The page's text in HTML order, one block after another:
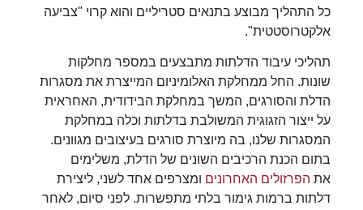
כל התהליך מבוצע בתנאים סטריליים והוא קרוי "צביעה
אלקטרוסטטית".
תהליכי עיבוד הדלתות מתבצעים במספר מחלקות
שונות. החל ממחלקת האלומיניום המייצרת את מסגרות
הדלת והסורגים, המשך במחלקת הבידודית, האחראית
על ייצור הזגוגית המשולבת בדלתות וכלה במחלקת
המסגרות שלנו, בה מיוצרת סורגים בעיצובים מגוונים.
בתום הכנת הרכיבים השונים של הדלת, משלימים
הפרזולים האחרוניםומצרפים אחד לשני, ליצירת
דלתות ברמות גימור בלתי מתפשרות. לפני סיום, לאחר